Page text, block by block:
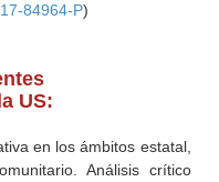
84964-P)
US:
en los ámbitos estatal,
Análisis crítico